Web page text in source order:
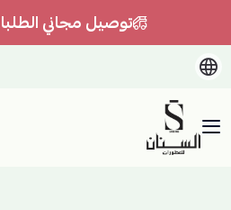
توصيل مجاني
السنان للعطور والعسل